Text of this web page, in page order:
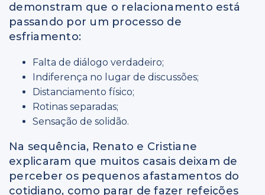
demonstram que o relacionamento está
passando por um processo de
esfriamento:
Falta de diálogo verdadeiro;
Indiferença no lugar de discussões;
Distanciamento físico;
Rotinas separadas;
Sensação de solidão.
Na sequência, Renato e Cristiane
explicaram que muitos casais deixam de
perceber os pequenos afastamentos do
cotidiano, como parar de fazer refeições